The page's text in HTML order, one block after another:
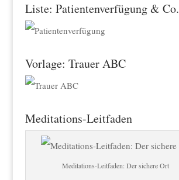
Liste: Patientenverfügung & Co.
Vorlage: Trauer ABC
Meditations-Leitfaden
Meditations-Leitfaden: Der sichere Ort